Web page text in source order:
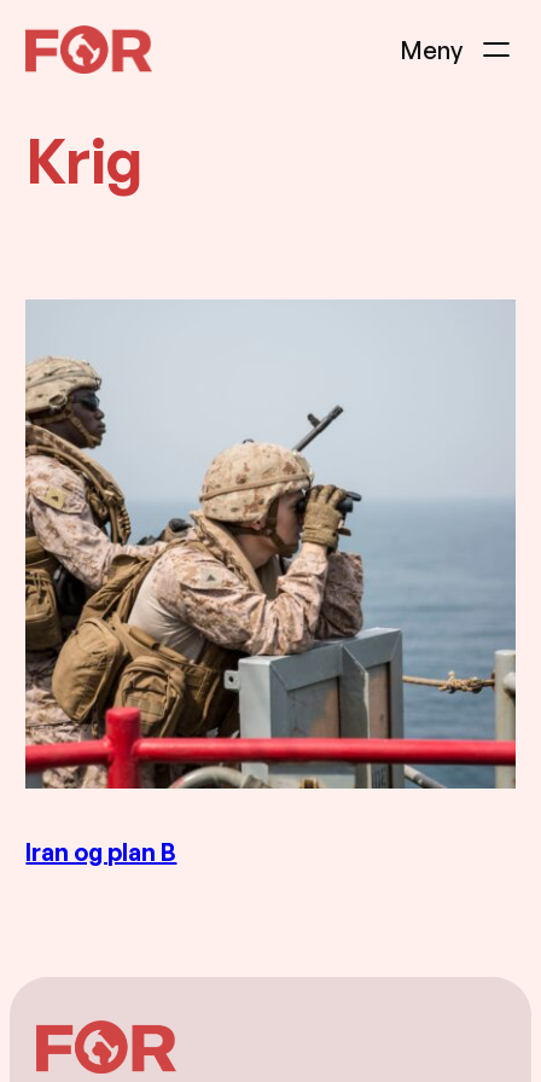
Hopp
til
Krig
Iran og plan B